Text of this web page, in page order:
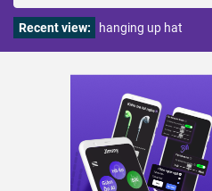
Recent view: hanging up hat